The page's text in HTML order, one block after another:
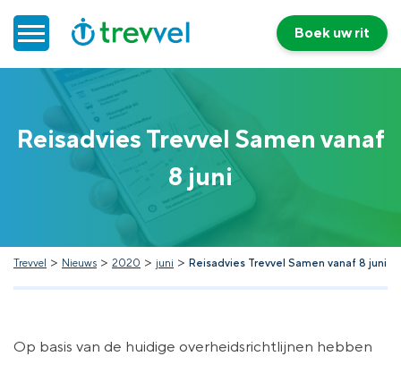
Doelgroepenvervoer
Werken bij Trevvel
Nieuws
Boek uw rit
Reisadvies Trevvel Samen vanaf
8 juni
Trevvel > Nieuws > 2020 > juni > Reisadvies Trevvel Samen vanaf 8 juni
Op basis van de huidige overheidsrichtlijnen hebben